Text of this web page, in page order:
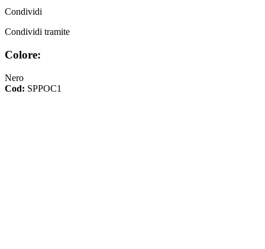
Condividi
Condividi tramite
Colore:
Nero
Cod: SPPOC1